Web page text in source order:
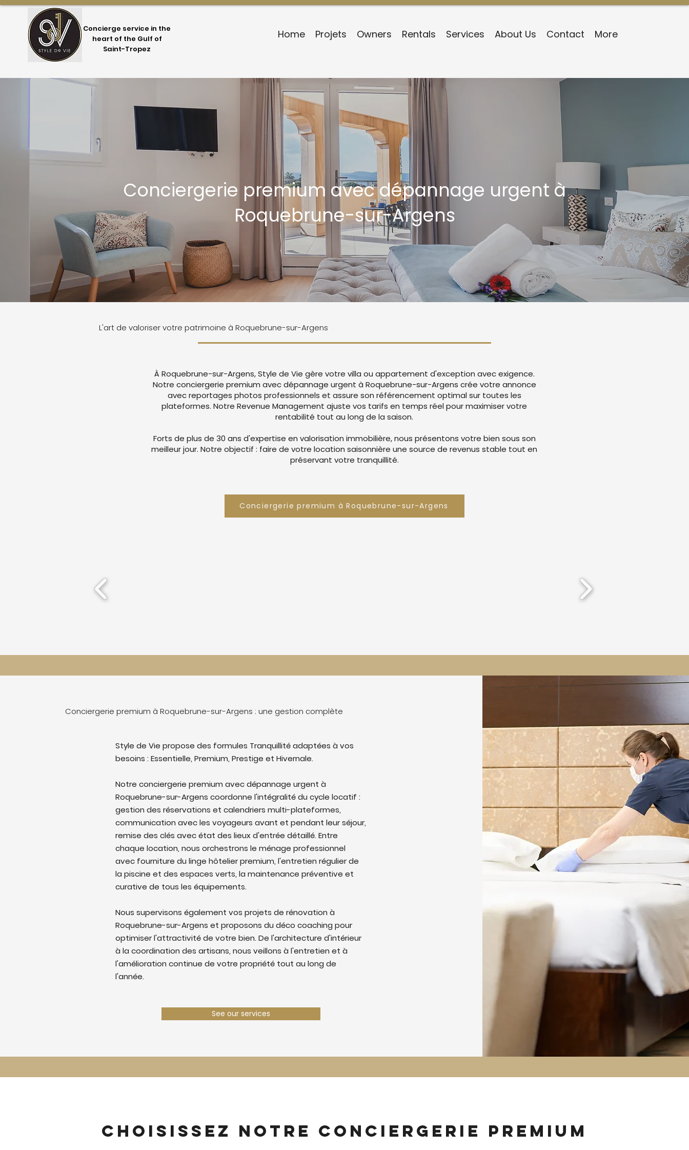
Concierge service in the
heart of the Gulf of
Saint-Tropez
Home Projets Owners Rentals Services About Us Contact More
Conciergerie premium avec dépannage urgent à
Roquebrune-sur-Argens
L'art de valoriser votre patrimoine à Roquebrune-sur-Argens
À Roquebrune-sur-Argens, Style de Vie gère votre villa ou appartement d'exception avec exigence.
Notre conciergerie premium avec dépannage urgent à Roquebrune-sur-Argens crée votre annonce
avec reportages photos professionnels et assure son référencement optimal sur toutes les
plateformes. Notre Revenue Management ajuste vos tarifs en temps réel pour maximiser votre
rentabilité tout au long de la saison.
Forts de plus de 30 ans d'expertise en valorisation immobilière, nous présentons votre bien sous son
meilleur jour. Notre objectif : faire de votre location saisonnière une source de revenus stable tout en
préservant votre tranquillité.
Conciergerie premium à Roquebrune-sur-Argens
Conciergerie premium à Roquebrune-sur-Argens : une gestion complète
Style de Vie propose des formules Tranquillité adaptées à vos
besoins : Essentielle, Premium, Prestige et Hivernale.
Notre conciergerie premium avec dépannage urgent à
Roquebrune-sur-Argens coordonne l'intégralité du cycle locatif :
gestion des réservations et calendriers multi-plateformes,
communication avec les voyageurs avant et pendant leur séjour,
remise des clés avec état des lieux d'entrée détaillé. Entre
chaque location, nous orchestrons le ménage professionnel
avec fourniture du linge hôtelier premium, l'entretien régulier de
la piscine et des espaces verts, la maintenance préventive et
curative de tous les équipements.
Nous supervisons également vos projets de rénovation à
Roquebrune-sur-Argens et proposons du déco coaching pour
optimiser l'attractivité de votre bien. De l'architecture d'intérieur
à la coordination des artisans, nous veillons à l'entretien et à
l'amélioration continue de votre propriété tout au long de
l'année.
See our services
Choisissez notre conciergerie premium